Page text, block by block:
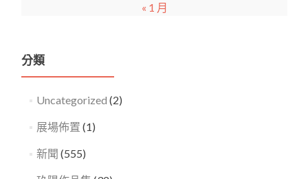
« 1 月
分類
Uncategorized (2)
展場佈置 (1)
新聞 (555)